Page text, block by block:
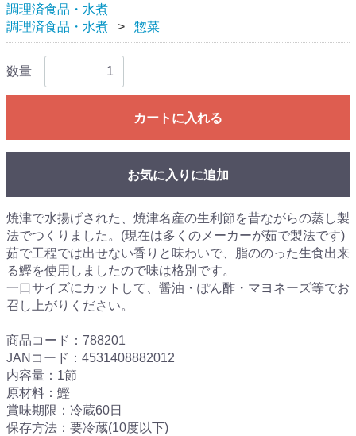
調理済食品・水煮
調理済食品・水煮
惣菜
数量
カートに入れる
お気に入りに追加
焼津で水揚げされた、焼津名産の生利節を昔ながらの蒸し製
法でつくりました。(現在は多くのメーカーが茹で製法です)
茹で工程では出せない香りと味わいで、脂ののった生食出来
る鰹を使用しましたので味は格別です。
一口サイズにカットして、醤油・ぽん酢・マヨネーズ等でお
召し上がりください。
商品コード：788201
JANコード：4531408882012
内容量：1節
原材料：鰹
賞味期限：冷蔵60日
保存方法：要冷蔵(10度以下)